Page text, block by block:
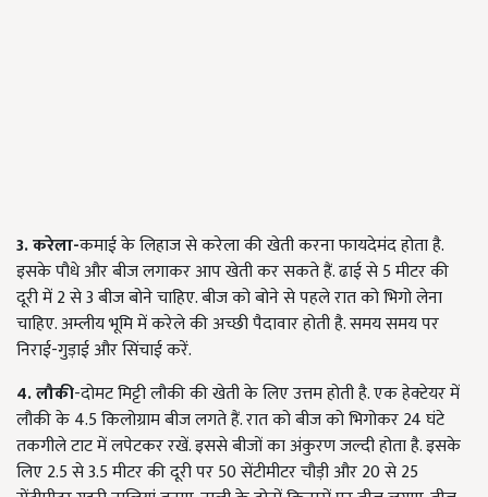
3.करेला-कमाई के लिहाज से करेला की खेती करना फायदेमंद होता है.
इसके पौधे और बीज लगाकर आप खेती कर सकते हैं. ढाई से 5 मीटर की
दूरी में 2 से 3 बीज बोने चाहिए. बीज को बोने से पहले रात को भिगो लेना
चाहिए. अम्लीय भूमि में करेले की अच्छी पैदावार होती है. समय समय पर
निराई-गुड़ाई और सिंचाई करें.
4. लौकी-दोमट मिट्टी लौकी की खेती के लिए उत्तम होती है. एक हेक्टेयर में
लौकी के 4.5 किलोग्राम बीज लगते हैं. रात को बीज को भिगोकर 24 घंटे
तकगीले टाट में लपेटकर रखें. इससे बीजों का अंकुरण जल्दी होता है. इसके
लिए 2.5 से 3.5 मीटर की दूरी पर 50 सेंटीमीटर चौड़ी और 20 से 25